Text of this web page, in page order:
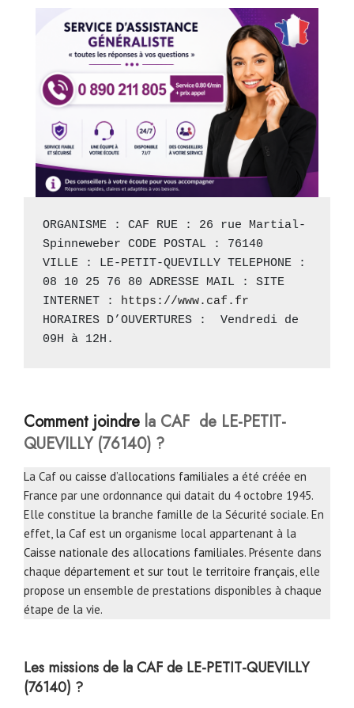
ORGANISME : CAF RUE : 26 rue Martial-
Spinneweber CODE POSTAL : 76140
VILLE : LE-PETIT-QUEVILLY TELEPHONE :
08 10 25 76 80 ADRESSE MAIL : SITE
INTERNET : https://www.caf.fr
HORAIRES D’OUVERTURES :  Vendredi de
09H à 12H.
Comment joindre la CAF de LE-PETIT-
QUEVILLY (76140) ?
La Caf ou caisse d’allocations familiales a été créée en
France par une ordonnance qui datait du 4 octobre 1945.
Elle constitue la branche famille de la Sécurité sociale. En
effet, la Caf est un organisme local appartenant à la
Caisse nationale des allocations familiales. Présente dans
chaque département et sur tout le territoire français , elle
propose un ensemble de prestations disponibles à chaque
étape de la vie.
Les missions de la CAF de LE-PETIT-QUEVILLY
(76140) ?